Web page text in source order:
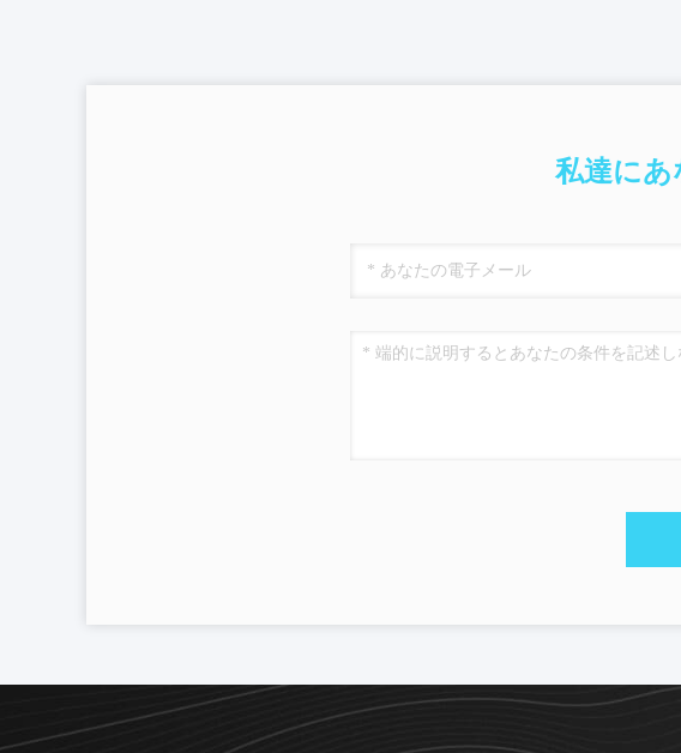
私達にあ